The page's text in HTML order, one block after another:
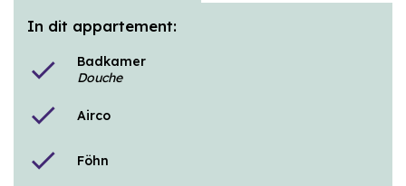
In dit appartement:
check
Badkamer
Douche
check Airco
check Föhn